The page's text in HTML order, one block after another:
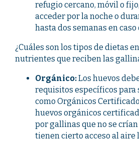
refugio cercano, móvil o
acceder por la noche o
hasta dos semanas en
¿Cuáles son los tipos de dietas
nutrientes que reciben las
Orgánico:Los huevos
requisitos específicos para
como Orgánicos
huevos orgánicos
por gallinas que no se
tienen cierto acceso al aire